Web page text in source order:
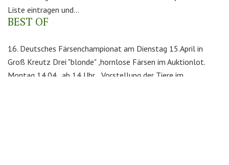
Liste eintragen und...
BEST OF
16. Deutsches Färsenchampionat am Dienstag 15.April in
Groß Kreutz Drei "blonde" ,hornlose Färsen im Auktionlot.
Montag 14.04. ab 14 Uhr Vorstellung der Tiere im